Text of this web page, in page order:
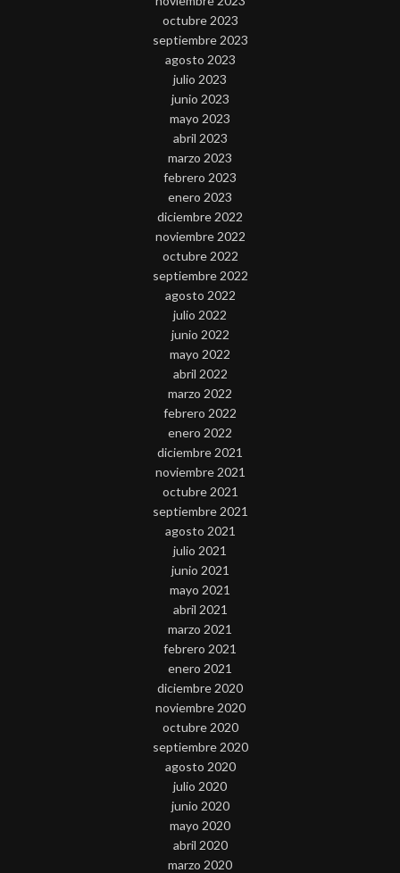
octubre 2023
septiembre 2023
agosto 2023
julio 2023
junio 2023
mayo 2023
abril 2023
marzo 2023
febrero 2023
enero 2023
diciembre 2022
noviembre 2022
octubre 2022
septiembre 2022
agosto 2022
julio 2022
junio 2022
mayo 2022
abril 2022
marzo 2022
febrero 2022
enero 2022
diciembre 2021
noviembre 2021
octubre 2021
septiembre 2021
agosto 2021
julio 2021
junio 2021
mayo 2021
abril 2021
marzo 2021
febrero 2021
enero 2021
diciembre 2020
noviembre 2020
octubre 2020
septiembre 2020
agosto 2020
julio 2020
junio 2020
mayo 2020
abril 2020
marzo 2020